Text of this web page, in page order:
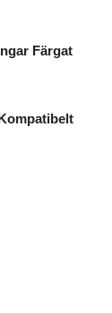
Färgat